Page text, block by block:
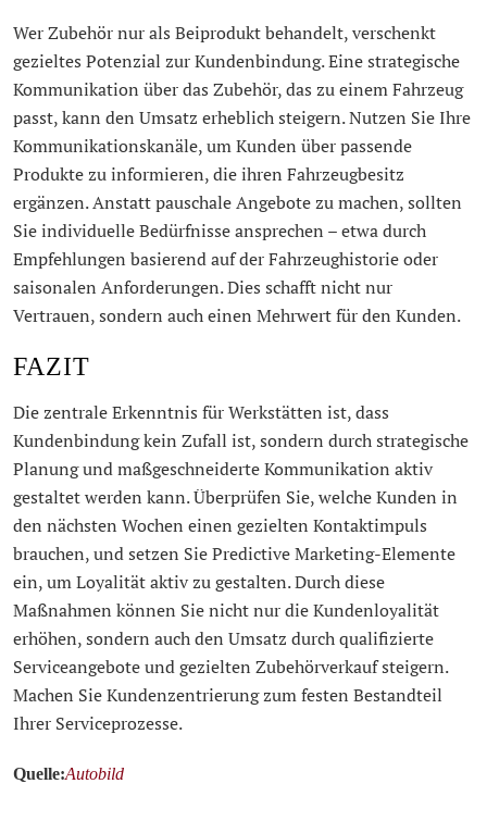
Wer Zubehör nur als Beiprodukt behandelt, verschenkt
gezieltes Potenzial zur Kundenbindung. Eine strategische
Kommunikation über das Zubehör, das zu einem Fahrzeug
passt, kann den Umsatz erheblich steigern. Nutzen Sie Ihre
Kommunikationskanäle, um Kunden über passende
Produkte zu informieren, die ihren Fahrzeugbesitz
ergänzen. Anstatt pauschale Angebote zu machen, sollten
Sie individuelle Bedürfnisse ansprechen – etwa durch
Empfehlungen basierend auf der Fahrzeughistorie oder
saisonalen Anforderungen. Dies schafft nicht nur
Vertrauen, sondern auch einen Mehrwert für den Kunden.
FAZIT
Die zentrale Erkenntnis für Werkstätten ist, dass
Kundenbindung kein Zufall ist, sondern durch strategische
Planung und maßgeschneiderte Kommunikation aktiv
gestaltet werden kann. Überprüfen Sie, welche Kunden in
den nächsten Wochen einen gezielten Kontaktimpuls
brauchen, und setzen Sie Predictive Marketing-Elemente
ein, um Loyalität aktiv zu gestalten. Durch diese
Maßnahmen können Sie nicht nur die Kundenloyalität
erhöhen, sondern auch den Umsatz durch qualifizierte
Serviceangebote und gezielten Zubehörverkauf steigern.
Machen Sie Kundenzentrierung zum festen Bestandteil
Ihrer Serviceprozesse.
Quelle:Autobild